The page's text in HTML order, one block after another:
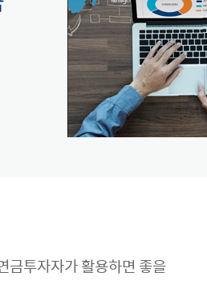
금투자자가 활용하면 좋을